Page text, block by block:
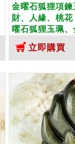
金曜石狐狸項
財、人緣、桃
曜石狐狸玉珮
墜、）。金曜
製化訂做各種
項鍊。★附東方
立即購買